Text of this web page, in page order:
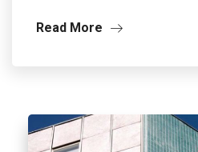
Read More